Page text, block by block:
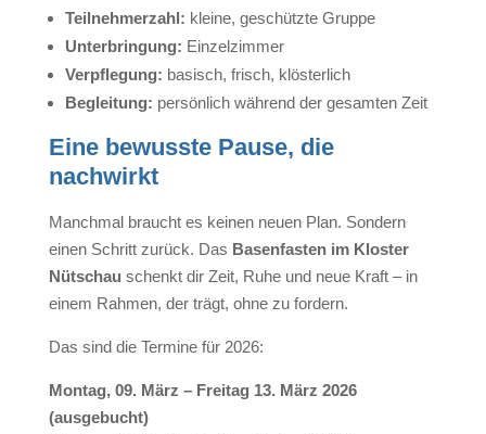
Teilnehmerzahl: kleine, geschützte Gruppe
Unterbringung: Einzelzimmer
Verpflegung: basisch, frisch, klösterlich
Begleitung: persönlich während der gesamten Zeit
Eine bewusste Pause, die
nachwirkt
Manchmal braucht es keinen neuen Plan. Sondern
einen Schritt zurück. Das Basenfasten im Kloster
Nütschau schenkt dir Zeit, Ruhe und neue Kraft – in
einem Rahmen, der trägt, ohne zu fordern.
Das sind die Termine für 2026:
Montag, 09. März – Freitag 13. März 2026
(ausgebucht)